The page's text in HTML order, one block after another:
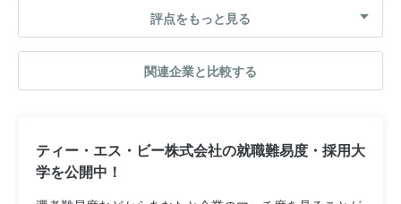
評点をもっと見る
関連企業と比較する
ティー・エス・ビー株式会社の就職難易度・採用大
学を公開中！